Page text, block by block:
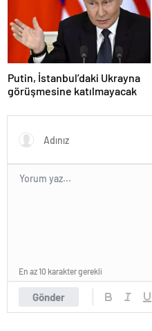
Putin, İstanbul’daki Ukrayna
görüşmesine katılmayacak
Gönder
En az 10 karakter gerekli